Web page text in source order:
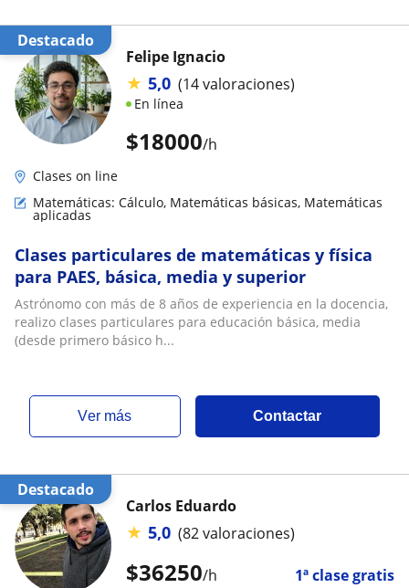
Destacado
$18000/h
Felipe Ignacio
★ 5,0 (14 valoraciones)
En línea
Clases on line
Matemáticas: Cálculo, Matemáticas básicas, Matemáticas
aplicadas
Clases particulares de matemáticas y física
para PAES, básica, media y superior
Astrónomo con más de 8 años de experiencia en la docencia,
realizo clases particulares para educación básica, media
(desde primero básico h...
ver más Contactar
Destacado
$36250/h 1ª clase gratis
Carlos Eduardo
★ 5,0 (82 valoraciones)